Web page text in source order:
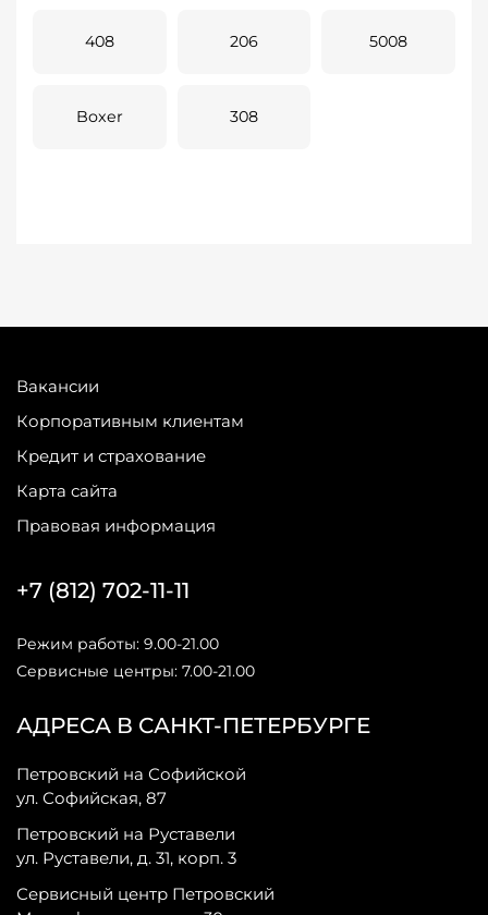
408 206 5008
Boxer 308
Вакансии
Корпоративным клиентам
Кредит и страхование
Карта сайта
Правовая информация
АДРЕСА В САНКТ-ПЕТЕРБУРГЕ
Петровский на Софийской
ул. Софийская, 87
Петровский на Руставели
ул. Руставели, д. 31, корп. 3
Сервисный центр Петровский
+7 (812) 702-11-11
Режим работы: 9.00-21.00
Сервисные центры: 7.00-21.00